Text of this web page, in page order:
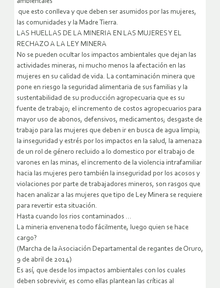
que esto conlleva y que deben ser asumidos por las mujeres,
las comunidades y la Madre Tierra.
LAS HUELLAS DE LA MINERIA EN LAS MUJERES Y EL
RECHAZO A LA LEY MINERA
No se pueden ocultar los impactos ambientales que dejan las
actividades mineras, ni mucho menos la afectación en las
mujeres en su calidad de vida. La contaminación minera que
pone en riesgo la seguridad alimentaria de sus familias y la
sustentabilidad de su producción agropecuaria que es su
fuente de trabajo; el incremento de costos agropecuarios para
mayor uso de abonos, defensivos, medicamentos; desgaste de
trabajo para las mujeres que deben ir en busca de agua limpia;
la inseguridad y estrés por los impactos en la salud, la amenaza
de un rol de género recluido a lo domestico por el trabajo de
varones en las minas, el incremento de la violencia intrafamiliar
hacia las mujeres pero también la inseguridad por los acosos y
violaciones por parte de trabajadores mineros, son rasgos que
hacen analizar a las mujeres que tipo de Ley Minera se requiere
para revertir esta situación.
Hasta cuando los rios contaminados …
La mineria envenena todo fácilmente, luego quien se hace
cargo?
(Marcha de la Asociación Departamental de regantes de Oruro,
9 de abril de 2014)
Es así, que desde los impactos ambientales con los cuales
deben sobrevivir, es como ellas plantean las críticas al